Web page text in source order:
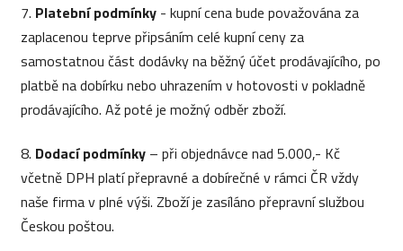
7. Platební podmínky - kupní cena bude považována za
zaplacenou teprve připsáním celé kupní ceny za
samostatnou část dodávky na běžný účet prodávajícího, po
platbě na dobírku nebo uhrazením v hotovosti v pokladně
prodávajícího. Až poté je možný odběr zboží.
8. Dodací podmínky – při objednávce nad 5.000,- Kč
včetně DPH platí přepravné a dobírečné v rámci ČR vždy
naše firma v plné výši. Zboží je zasíláno přepravní službou
Českou poštou.